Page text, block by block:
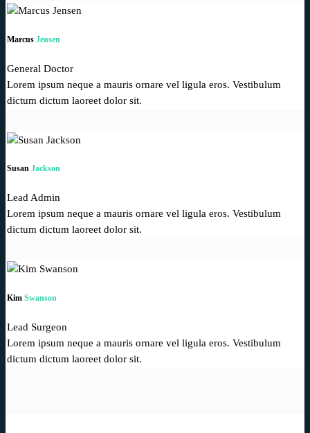
Marcus Jensen
General Doctor
Lorem ipsum neque a mauris ornare vel ligula eros. Vestibulum
dictum dictum laoreet dolor sit.
Susan Jackson
Lead Admin
Lorem ipsum neque a mauris ornare vel ligula eros. Vestibulum
dictum dictum laoreet dolor sit.
Kim Swanson
Lead Surgeon
Lorem ipsum neque a mauris ornare vel ligula eros. Vestibulum
dictum dictum laoreet dolor sit.